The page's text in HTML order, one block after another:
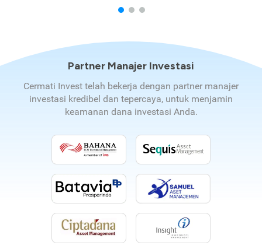
Partner Manajer Investasi
Cermati Invest telah bekerja dengan partner manajer
investasi kredibel dan tepercaya, untuk menjamin
keamanan dana investasi Anda.